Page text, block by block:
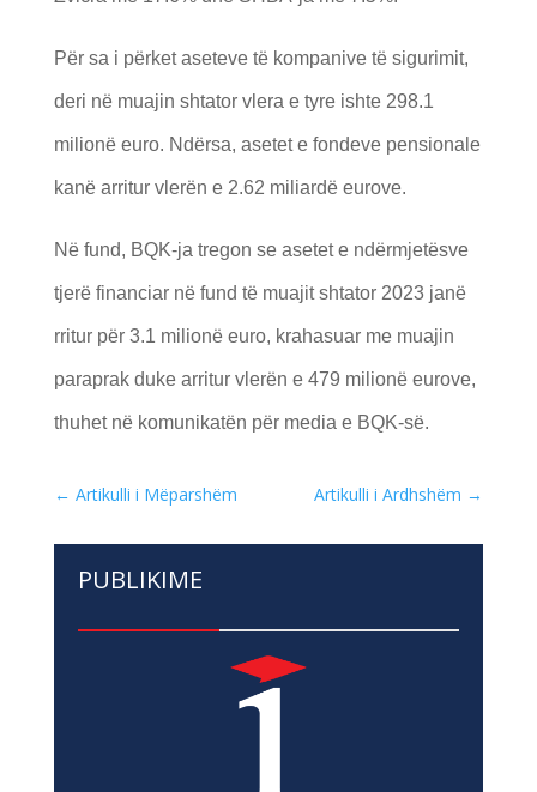
Për sa i përket aseteve të kompanive të sigurimit,
deri në muajin shtator vlera e tyre ishte 298.1
milionë euro. Ndërsa, asetet e fondeve pensionale
kanë arritur vlerën e 2.62 miliardë eurove.
Në fund, BQK-ja tregon se asetet e ndërmjetësve
tjerë financiar në fund të muajit shtator 2023 janë
rritur për 3.1 milionë euro, krahasuar me muajin
paraprak duke arritur vlerën e 479 milionë eurove,
thuhet në komunikatën për media e BQK-së.
← Artikulli i Mëparshëm Artikulli i Ardhshëm →
PUBLIKIME